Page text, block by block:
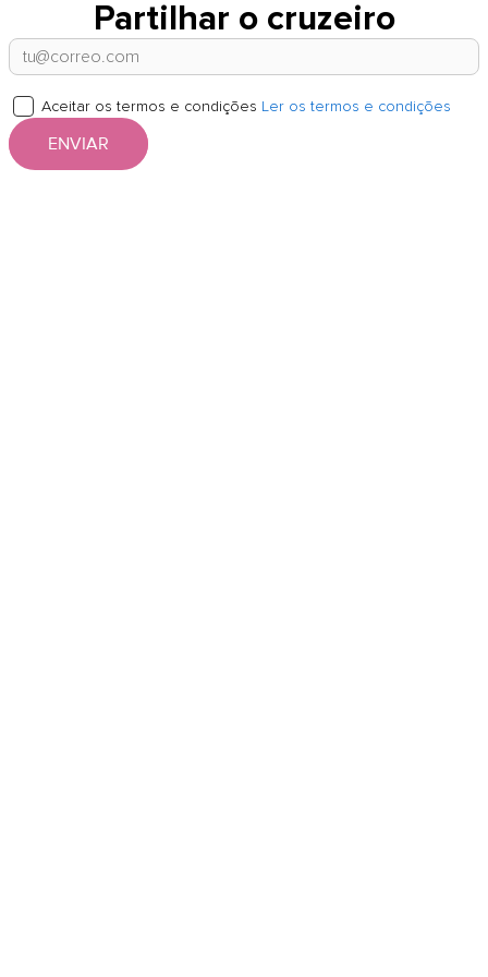
Partilhar o cruzeiro
Aceitar os termos e condições Ler os termos e condições
ENVIAR